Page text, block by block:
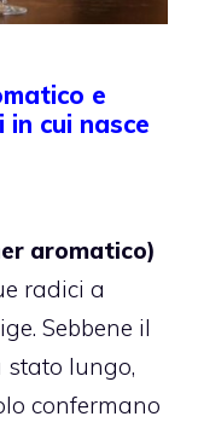
e
cui nasce
aromatico)
radici a
Sebbene il
lungo,
confermano